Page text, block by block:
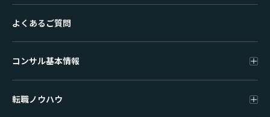
よくあるご質問
コンサル基本情報
転職ノウハウ